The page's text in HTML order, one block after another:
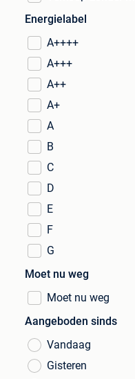
Energielabel
A++++
A+++
A++
A+
A
B
C
D
E
F
G
Moet nu weg
Moet nu weg
Aangeboden sinds
Vandaag
Gisteren